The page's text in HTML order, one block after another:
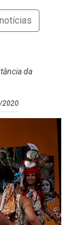
de Notícias
da
2020